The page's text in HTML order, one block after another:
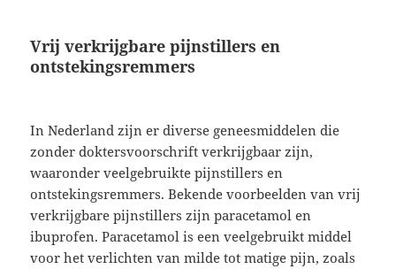
Vrij verkrijgbare pijnstillers en
ontstekingsremmers
In Nederland zijn er diverse geneesmiddelen die
zonder doktersvoorschrift verkrijgbaar zijn,
waaronder veelgebruikte pijnstillers en
ontstekingsremmers. Bekende voorbeelden van vrij
verkrijgbare pijnstillers zijn paracetamol en
ibuprofen. Paracetamol is een veelgebruikt middel
voor het verlichten van milde tot matige pijn, zoals